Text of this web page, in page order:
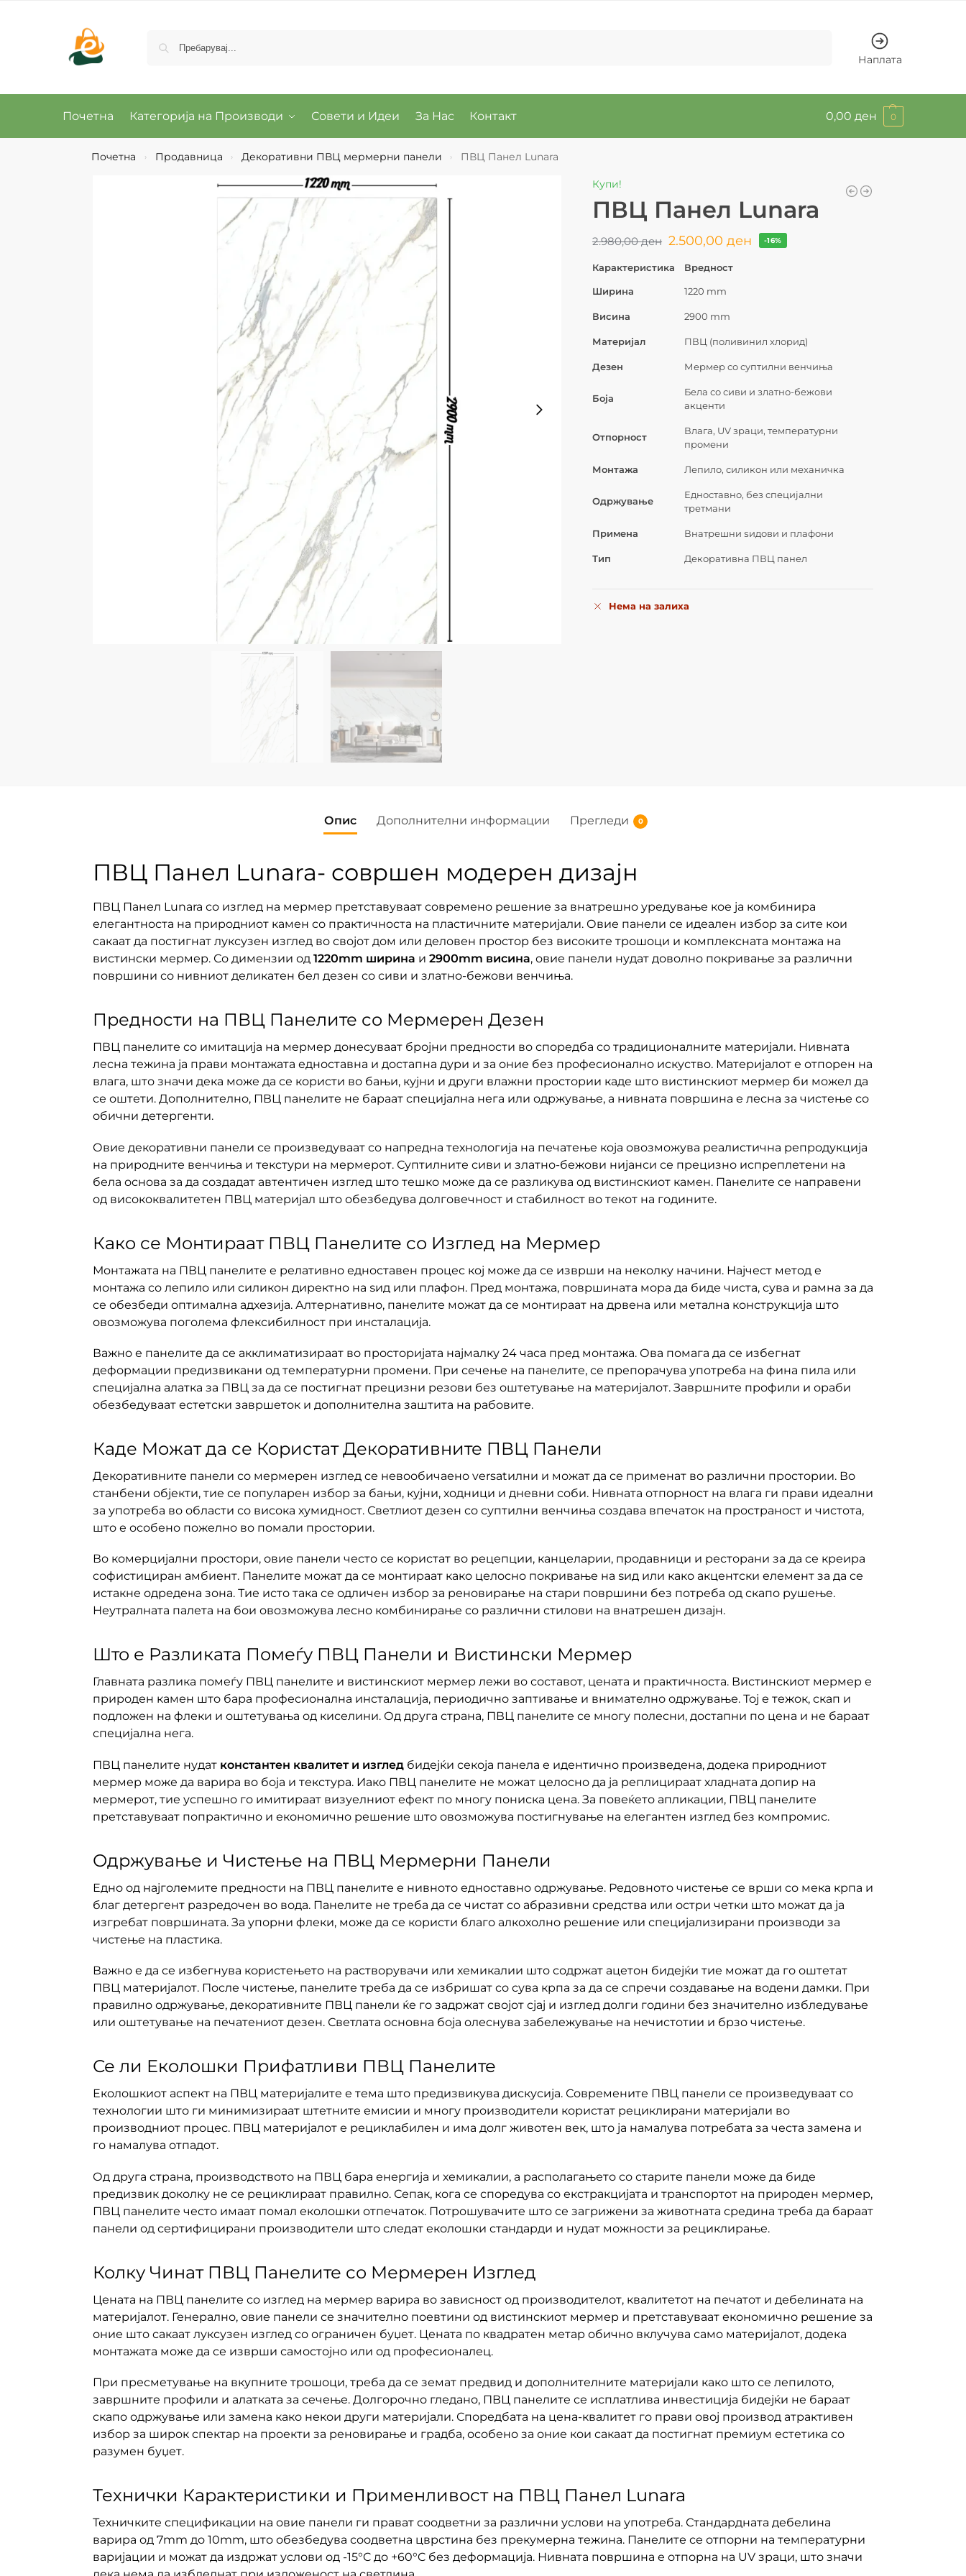
Наплата
Почетна Категорија на Производи Совети и Идеи За Нас Контакт 0,00 ден 0
Почетна › Продавница › Декоративни ПВЦ мермерни панели › ПВЦ Панел Lunara
Купи!
ПВЦ Панел Lunara
2.980,00ден 2.500,00ден -16%
Карактеристика Вредност
Ширина 1220 mm
Висина 2900 mm
Материјал ПВЦ (поливинил хлорид)
Дезен Мермер со суптилни венчиња
Боја
Бела со сиви и златно-бежови
акценти
Отпорност
Влага, UV зраци, температурни
промени
Монтажа Лепило, силикон или механичка
Одржување
Едноставно, без специјални
третмани
Примена Внатрешни ѕидови и плафони
Тип Декоративна ПВЦ панел
Нема на залиха
Опис Дополнителни информации Прегледи 0
ПВЦ Панел Lunara- совршен модерен дизајн
ПВЦ Панел Lunara со изглед на мермер претставуваат современо решение за внатрешно уредување кое ја комбинира
елегантноста на природниот камен со практичноста на пластичните материјали. Овие панели се идеален избор за сите кои
сакаат да постигнат луксузен изглед во својот дом или деловен простор без високите трошоци и комплексната монтажа на
вистински мермер. Со димензии од 1220mm ширина и 2900mm висина, овие панели нудат доволно покривање за различни
површини со нивниот деликатен бел дезен со сиви и златно-бежови венчиња.
Предности на ПВЦ Панелите со Мермерен Дезен
ПВЦ панелите со имитација на мермер донесуваат бројни предности во споредба со традиционалните материјали. Нивната
лесна тежина ја прави монтажата едноставна и достапна дури и за оние без професионално искуство. Материјалот е отпорен на
влага, што значи дека може да се користи во бањи, кујни и други влажни простории каде што вистинскиот мермер би можел да
се оштети. Дополнително, ПВЦ панелите не бараат специјална нега или одржување, а нивната површина е лесна за чистење со
обични детергенти.
Овие декоративни панели се произведуваат со напредна технологија на печатење која овозможува реалистична репродукција
на природните венчиња и текстури на мермерот. Суптилните сиви и златно-бежови нијанси се прецизно испреплетени на
бела основа за да создадат автентичен изглед што тешко може да се разликува од вистинскиот камен. Панелите се направени
од висококвалитетен ПВЦ материјал што обезбедува долговечност и стабилност во текот на годините.
Како се Монтираат ПВЦ Панелите со Изглед на Мермер
Монтажата на ПВЦ панелите е релативно едноставен процес кој може да се изврши на неколку начини. Најчест метод е
монтажа со лепило или силикон директно на ѕид или плафон. Пред монтажа, површината мора да биде чиста, сува и рамна за да
се обезбеди оптимална адхезија. Алтернативно, панелите можат да се монтираат на дрвена или метална конструкција што
овозможува поголема флексибилност при инсталација.
Важно е панелите да се акклиматизираат во просторијата најмалку 24 часа пред монтажа. Ова помага да се избегнат
деформации предизвикани од температурни промени. При сечење на панелите, се препорачува употреба на фина пила или
специјална алатка за ПВЦ за да се постигнат прецизни резови без оштетување на материјалот. Завршните профили и ораби
обезбедуваат естетски завршеток и дополнителна заштита на рабовите.
Каде Можат да се Користат Декоративните ПВЦ Панели
Декоративните панели со мермерен изглед се невообичаено versatилни и можат да се применат во различни простории. Во
станбени објекти, тие се популарен избор за бањи, кујни, ходници и дневни соби. Нивната отпорност на влага ги прави идеални
за употреба во области со висока хумидност. Светлиот дезен со суптилни венчиња создава впечаток на пространост и чистота,
што е особено пожелно во помали простории.
Во комерцијални простори, овие панели често се користат во рецепции, канцеларии, продавници и ресторани за да се креира
софистициран амбиент. Панелите можат да се монтираат како целосно покривање на ѕид или како акцентски елемент за да се
истакне одредена зона. Тие исто така се одличен избор за реновирање на стари површини без потреба од скапо рушење.
Неутралната палета на бои овозможува лесно комбинирање со различни стилови на внатрешен дизајн.
Што е Разликата Помеѓу ПВЦ Панели и Вистински Мермер
Главната разлика помеѓу ПВЦ панелите и вистинскиот мермер лежи во составот, цената и практичноста. Вистинскиот мермер е
природен камен што бара професионална инсталација, периодично заптивање и внимателно одржување. Тој е тежок, скап и
подложен на флеки и оштетувања од киселини. Од друга страна, ПВЦ панелите се многу полесни, достапни по цена и не бараат
специјална нега.
ПВЦ панелите нудат константен квалитет и изгледбидејќи секоја панела е идентично произведена, додека природниот
мермер може да варира во боја и текстура. Иако ПВЦ панелите не можат целосно да ја реплицираат хладната допир на
мермерот, тие успешно го имитираат визуелниот ефект по многу пониска цена. За повеќето апликации, ПВЦ панелите
претставуваат попрактично и економично решение што овозможува постигнување на елегантен изглед без компромис.
Одржување и Чистење на ПВЦ Мермерни Панели
Едно од најголемите предности на ПВЦ панелите е нивното едноставно одржување. Редовното чистење се врши со мека крпа и
благ детергент разредочен во вода. Панелите не треба да се чистат со абразивни средства или остри четки што можат да ја
изгребат површината. За упорни флеки, може да се користи благо алкохолно решение или специјализирани производи за
чистење на пластика.
Важно е да се избегнува користењето на растворувачи или хемикалии што содржат ацетон бидејќи тие можат да го оштетат
ПВЦ материјалот. После чистење, панелите треба да се избришат со сува крпа за да се спречи создавање на водени дамки. При
правилно одржување, декоративните ПВЦ панели ќе го задржат својот сјај и изглед долги години без значително избледување
или оштетување на печатениот дезен. Светлата основна боја олеснува забележување на нечистотии и брзо чистење.
Се ли Еколошки Прифатливи ПВЦ Панелите
Еколошкиот аспект на ПВЦ материјалите е тема што предизвикува дискусија. Современите ПВЦ панели се произведуваат со
технологии што ги минимизираат штетните емисии и многу производители користат рециклирани материјали во
производниот процес. ПВЦ материјалот е рециклабилен и има долг животен век, што ја намалува потребата за честа замена и
го намалува отпадот.
Од друга страна, производството на ПВЦ бара енергија и хемикалии, а располагањето со старите панели може да биде
предизвик доколку не се рециклираат правилно. Сепак, кога се споредува со екстракцијата и транспортот на природен мермер,
ПВЦ панелите често имаат помал еколошки отпечаток. Потрошувачите што се загрижени за животната средина треба да бараат
панели од сертифицирани производители што следат еколошки стандарди и нудат можности за рециклирање.
Колку Чинат ПВЦ Панелите со Мермерен Изглед
Цената на ПВЦ панелите со изглед на мермер варира во зависност од производителот, квалитетот на печатот и дебелината на
материјалот. Генерално, овие панели се значително поевтини од вистинскиот мермер и претставуваат економично решение за
оние што сакаат луксузен изглед со ограничен буџет. Цената по квадратен метар обично вклучува само материјалот, додека
монтажата може да се изврши самостојно или од професионалец.
При пресметување на вкупните трошоци, треба да се земат предвид и дополнителните материјали како што се лепилото,
завршните профили и алатката за сечење. Долгорочно гледано, ПВЦ панелите се исплатлива инвестиција бидејќи не бараат
скапо одржување или замена како некои други материјали. Споредбата на цена-квалитет го прави овој производ атрактивен
избор за широк спектар на проекти за реновирање и градба, особено за оние кои сакаат да постигнат премиум естетика со
разумен буџет.
Технички Карактеристики и Применливост на ПВЦ Панел Lunara
Техничките спецификации на овие панели ги прават соодветни за различни услови на употреба. Стандардната дебелина
варира од 7mm до 10mm, што обезбедува соодветна цврстина без прекумерна тежина. Панелите се отпорни на температурни
варијации и можат да издржат услови од -15°C до +60°C без деформација. Нивната површина е отпорна на UV зраци, што значи